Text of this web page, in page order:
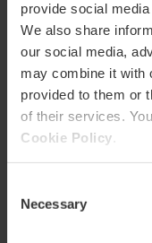
provide social
We also share
our social media,
may combine it with
provided to them or
of their services.
Cookie Policy
Selection
Necessary
Wie komme
Bus
25